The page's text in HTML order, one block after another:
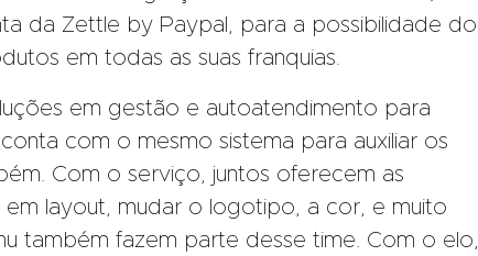
da Zettle by Paypal, para a possibilidade do
em todas as suas franquias.
em gestão e autoatendimento para
com o mesmo sistema para auxiliar os
Com o serviço, juntos oferecem as
layout, mudar o logotipo, a cor, e muito
também fazem parte desse time. Com o elo,